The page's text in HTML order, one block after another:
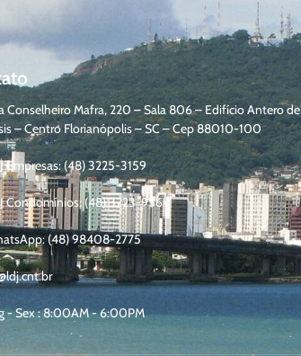
Conselheiro Mafra, 220 – Sala 806 – Edifício Antero de
– Centro Florianópolis – SC – Cep 88010-100
Empresas: (48) 3225-3159
Condomínios: (48) 3223-9564
(48) 98408-2775
- Sex : 8:00AM - 6:00PM